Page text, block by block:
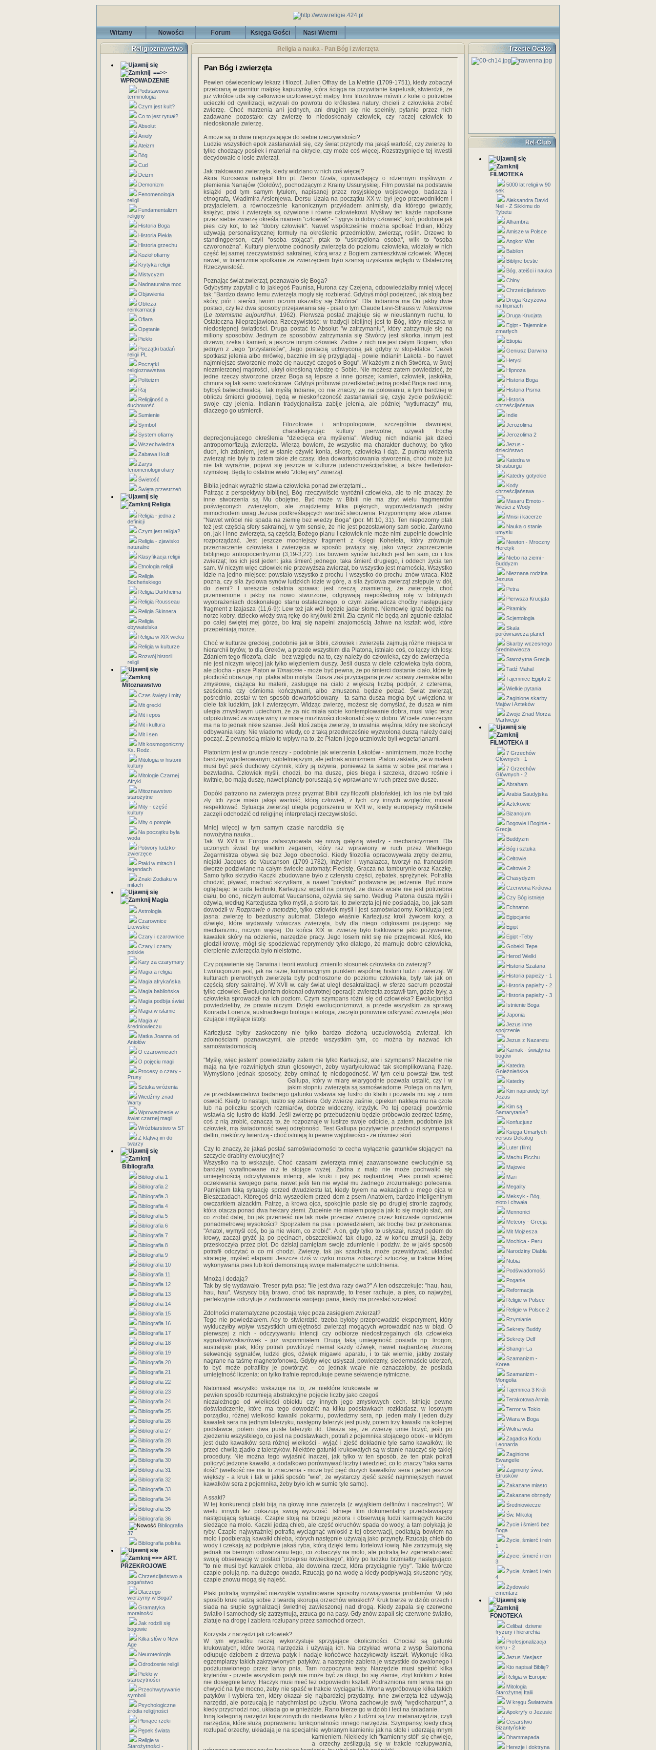
Witamy Nowości Forum Księga Gości Nasi Wierni
Religioznawstwo
==>>
WPROWADZENIE
Podstawowa
terminologia
Czym jest kult?
Co to jest rytuał?
Absolut
Anioły
Ateizm
Bóg
Cud
Deizm
Demonizm
Fenomenologia
religii
Fundamentalizm
religijny
Historia Boga
Historia Piekła
Historia grzechu
Kozioł ofiarny
Krytyka religii
Mistycyzm
Nadnaturalna moc
Objawienia
Oblicza
reinkarnacji
Ofiara
Opętanie
Piekło
Początki badań
religii PL
Początki
religioznawstwa
Politeizm
Raj
Religijność a
duchowość
Sumienie
Symbol
System ofiarny
Wszechwiedza
Zabawa i kult
Zarys
fenomenologii ofiary
Świetość
Święta przestrzeń
Religia
Religia - jedna z
definicji
Czym jest religia?
Religia - zjawisko
naturalne
Klasyfikacja religii
Etnologia religii
Religia
Bocheńskiego
Religia Durkheima
Religia Rousseau
Religia Skinnera
Religia
obywatelska
Religia w XIX wieku
Religia w kulturze
Rozwój historii
religii
Mitoznawstwo
Czas święty i mity
Mit grecki
Mit i epos
Mit i kultura
Mit i sen
Mit kosmogoniczny
Ks. Rodz.
Mitologia w historii
kultury
Mitologie Czarnej
Afryki
Mitoznawstwo
starożytne
Mity - część
kultury
Mity o potopie
Na początku była
woda
Potwory ludzko-
zwierzęce
Ptaki w mitach i
legendach
Znaki Zodiaku w
mitach
Magia
Astrologia
Czarownice
Litewskie
Czary i czarownice
Czary i czarty
polskie
Kary za czarymary
Magia a religia
Magia afrykańska
Magia babilońska
Magia podbija świat
Magia w islamie
Magia w
średniowieczu
Matka Joanna od
Aniołów
O czarownicach
O pojęciu magii
Procesy o czary -
Prusy
Sztuka wróżenia
Wiedźmy znad
Warty
Wprowadzenie w
świat czarnej magii
Wróżbiarstwo w ST
Z klątwą im do
twarzy
Bibliografia
Bibliografia 1
Bibliografia 2
Bibliografia 3
Bibliografia 4
Bibliografia 5
Bibliografia 6
Bibliografia 7
Bibliografia 8
Bibliografia 9
Bibliografia 10
Bibliografia 11
Bibliografia 12
Bibliografia 13
Bibliografia 14
Bibliografia 15
Bibliografia 16
Bibliografia 17
Bibliografia 18
Bibliografia 19
Bibliografia 20
Bibliografia 21
Bibliografia 22
Bibliografia 23
Bibliografia 24
Bibliografia 25
Bibliografia 26
Bibliografia 27
Bibliografia 28
Bibliografia 29
Bibliografia 30
Bibliografia 31
Bibliografia 32
Bibliografia 33
Bibliografia 34
Bibliografia 35
Bibliografia 36
Bibliografia
37
Bibliografia polska
=>> ART.
PRZEKROJOWE
Chrześcijaństwo a
pogaństwo
Dlaczego
wierzymy w Boga?
Gramatyka
moralności
Jak rodzili się
bogowie
Kilka słów o New
Age
Neuroteologia
Odrodzenie religii
Piekło w
starożytności
Przechwytywanie
symboli
Psychologiczne
źródła religijności
Płonące rzeki
Pępek świata
Religie w
Starożytności -
Religia a nauka - Pan Bóg i zwierzęta
Pan Bóg i zwierzęta
Pewien oświeceniowy lekarz i filozof, Julien Offray de La Mettrie (1709-1751), kiedy zobaczył
przebraną w garnitur małpkę kapucynkę, która ściąga na przywitanie kapelusik, stwierdził, że
już wkrótce uda się całkowicie uczłowieczyć małpy. Inni filozofowie mówili z kolei o potrzebie
ucieczki od cywilizacji, wzywali do powrotu do królestwa natury, chcieli z człowieka zrobić
zwierzę. Choć marzenia ani jednych, ani drugich się nie spełniły, pytanie przez nich
zadawane pozostało: czy zwierzę to niedoskonały człowiek, czy raczej człowiek to
niedoskonałe zwierzę.
A może są to dwie nieprzystające do siebie rzeczywistości?
Ludzie wszystkich epok zastanawiali się, czy świat przyrody ma jakąś wartość, czy zwierzę to
tylko chodzący posiłek i materiał na okrycie, czy może coś więcej. Rozstrzygnięcie tej kwestii
decydowało o losie zwierząt.
Jak traktowano zwierzęta, kiedy widziano w nich coś więcej?
Akira Kurosawa nakręcił film pt. Dersu Uzała, opowiadający o rdzennym myśliwym z
plemienia Nanajów (Goldów), pochodzącym z Krainy Ussuryjskiej. Film powstał na podstawie
książki pod tym samym tytułem, napisanej przez rosyjskiego wojskowego, badacza i
etnografa, Władimira Arsienjewa. Dersu Uzała na początku XX w. był jego przewodnikiem i
przyjacielem, a równocześnie kanonicznym przykładem animisty, dla którego gwiazdy,
księżyc, ptaki i zwierzęta są ożywione i równe człowiekowi. Myśliwy ten każde napotkane
przez siebie zwierzę określa mianem "człowiek" - "tygrys to dobry człowiek", koń, podobnie jak
pies czy kot, to też "dobry człowiek". Nawet współcześnie można spotkać Indian, którzy
używają personalistycznej formuły na określenie przedmiotów, zwierząt, roślin. Drzewo to
standingperson, czyli "osoba stojąca", ptak to "uskrzydlona osoba", wilk to "osoba
czworonożna". Kultury pierwotne podnosiły zwierzęta do poziomu człowieka, widziały w nich
część tej samej rzeczywistości sakralnej, którą wraz z Bogiem zamieszkiwał człowiek. Więcej
nawet, w totemizmie spotkanie ze zwierzęciem było szansą uzyskania wglądu w Ostateczną
Rzeczywistość.
Poznając świat zwierząt, poznawało się Boga?
Gdybyśmy zapytali o to jakiegoś Paunisa, Hurona czy Czejena, odpowiedziałby mniej więcej
tak: "Bardzo dawno temu zwierzęta mogły się rozbierać. Gdybyś mógł podejrzeć, jak stoją bez
skóry, piór i sierści, twoim oczom ukazałby się Stwórca". Dla Indianina ma On jakby dwie
postaci, czy też dwa sposoby przejawiania się - pisał o tym Claude Levi-Strauss w Totemizmie
(Le totemisme aujourd'hui, 1962). Pierwsza postać znajduje się w nieustannym ruchu, to
Ostateczna Nieprzejawiona Rzeczywistość; w tradycji biblijnej jest to Bóg, który mieszka w
niedostępnej światłości. Druga postać to Absolut "w zatrzymaniu", który zatrzymuje się na
miliony sposobów. Jednym ze sposobów zatrzymania się Stwórcy jest sikorka, innym jest
drzewo, rzeka i kamień, a jeszcze innym człowiek. Żadne z nich nie jest całym Bogiem, tylko
jednym z Jego "przystanków", Jego postacią uchwyconą jak gdyby w stop-klatce. "Jeżeli
spotkasz jelenia albo mrówkę, bacznie im się przyglądaj - powie Indianin Lakota - bo nawet
najmniejsze stworzenie może cię nauczyć czegoś o Bogu". W każdym z nich Stwórca, w Swej
niezmierzonej mądrości, ukrył określoną wiedzę o Sobie. Nie możesz zatem powiedzieć, że
jedne rzeczy stworzone przez Boga są lepsze a inne gorsze; kamień, człowiek, jaskółka,
chmura są tak samo wartościowe. Gdybyś próbował przedkładać jedną postać Boga nad inną,
byłbyś bałwochwalcą. Tak myślą Indianie, co nie znaczy, że na polowaniu, a tym bardziej w
obliczu śmierci głodowej, będą w nieskończoność zastanawiali się, czyje życie poświęcić:
swoje czy jelenia. Indianin tradycjonalista zabije jelenia, ale później "wytłumaczy" mu,
dlaczego go uśmiercił.
Filozofowie i antropologowie, szczególnie dawniejsi,
charakteryzując kultury pierwotne, używali trochę
deprecjonującego określenia "dziecięca era myślenia". Według nich Indianie jak dzieci
antropomorfizują zwierzęta. Wierzą bowiem, że wszystko ma charakter duchowy, bo tylko
duch, ich zdaniem, jest w stanie ożywić konia, sikorę, człowieka i dąb. Z punktu widzenia
zwierząt nie były to zatem takie złe czasy. Idea dowartościowania stworzenia, choć może już
nie tak wyraźnie, pojawi się jeszcze w kulturze judeochrześcijańskiej, a także helleńsko-
rzymskiej. Będą to ostatnie wieki "złotej ery" zwierząt.
Biblia jednak wyraźnie stawia człowieka ponad zwierzętami...
Patrząc z perspektywy biblijnej, Bóg rzeczywiście wyróżnił człowieka, ale to nie znaczy, że
inne stworzenia są Mu obojętne. Być może w Biblii nie ma zbyt wielu fragmentów
poświęconych zwierzętom, ale znajdziemy kilka pięknych, wypowiedzianych jakby
mimochodem uwag Jezusa podkreślających wartość stworzenia. Przypomnijmy takie zdanie:
"Nawet wróbel nie spada na ziemię bez wiedzy Boga" (por. Mt 10, 31). Ten niepozorny ptak
też jest częścią sfery sakralnej, w tym sensie, że nie jest pozostawiony sam sobie. Zarówno
on, jak i inne zwierzęta, są częścią Bożego planu i człowiek nie może nimi zupełnie dowolnie
rozporządzać. Jest jeszcze mocniejszy fragment z Księgi Koheleta, który zrównuje
przeznaczenie człowieka i zwierzęcia w sposób jawiący się, jako wręcz zaprzeczenie
biblijnego antropocentryzmu (3,19-3,22): Los bowiem synów ludzkich jest ten sam, co i los
zwierząt; los ich jest jeden: jaka śmierć jednego, taka śmierć drugiego, i oddech życia ten
sam. W niczym więc człowiek nie przewyższa zwierząt, bo wszystko jest marnością. Wszystko
idzie na jedno miejsce: powstało wszystko z prochu i wszystko do prochu znów wraca. Któż
pozna, czy siła życiowa synów ludzkich idzie w górę, a siła życiowa zwierząt zstępuje w dół,
do ziemi? I wreszcie ostatnia sprawa: jest rzeczą znamienną, że zwierzęta, choć
przemienione i jakby na nowo stworzone, odgrywają niepoślednią rolę w biblijnych
wyobrażeniach doskonałego stanu ostatecznego, o czym zaświadcza choćby następujący
fragment z Izajasza (11,6-9): Lew też jak wół będzie jadał słomę. Niemowlę igrać będzie na
norze kobry, dziecko włoży swą rękę do kryjówki żmii. Zła czynić nie będą ani zgubnie działać
po całej świętej mej górze, bo kraj się napełni znajomością Jahwe na kształt wód, które
przepełniają morze.
Choć w kulturze greckiej, podobnie jak w Biblii, człowiek i zwierzęta zajmują różne miejsca w
hierarchii bytów, to dla Greków, a przede wszystkim dla Platona, istniało coś, co łączy ich losy.
Zdaniem tego filozofa, ciało - bez względu na to, czy należy do człowieka, czy do zwierzęcia -
nie jest niczym więcej jak tylko więzieniem duszy. Jeśli dusza w ciele człowieka była dobra,
ale płocha - pisze Platon w Timajosie - może być pewna, że po śmierci dostanie ciało, które tę
płochość obrazuje, np. ptaka albo motyla. Dusza zaś przyciągana przez sprawy ziemskie albo
zmysłowe, ciążąca ku materii, zasługuje na ciało z większą liczbą podpór, z czterema,
sześcioma czy ośmioma kończynami, albo zmuszona będzie pełzać. Świat zwierząt,
pośrednio, został w ten sposób dowartościowany - ta sama dusza mogła być uwięziona w
ciele tak ludzkim, jak i zwierzęcym. Widząc zwierzę, możesz się domyślać, że dusza w nim
uległa zmysłowym uciechom, że za nic miała sobie kontemplowanie dobra, musi więc teraz
odpokutować za swoje winy i w miarę możliwości doskonalić się w dobru. W ciele zwierzęcym
ma na to jednak nikłe szanse. Jeśli ktoś zabija zwierzę, to uwalnia więźnia, który nie skończył
odbywania kary. Nie wiadomo wtedy, co z taką przedwcześnie wyzwoloną duszą należy dalej
począć. Z pewnością miało to wpływ na to, że Platon i jego uczniowie byli wegetarianami.
Platonizm jest w gruncie rzeczy - podobnie jak wierzenia Lakotów - animizmem, może trochę
bardziej wypolerowanym, subtelniejszym, ale jednak animizmem. Platon zakłada, że w materii
musi być jakiś duchowy czynnik, który ją ożywia, ponieważ ta sama w sobie jest martwa i
bezwładna. Człowiek myśli, chodzi, bo ma duszę, pies biega i szczeka, drzewo rośnie i
kwitnie, bo mają duszę, nawet planety poruszają się wprawiane w ruch przez swe dusze.
Dopóki patrzono na zwierzęta przez pryzmat Biblii czy filozofii platońskiej, ich los nie był taki
zły. Ich życie miało jakąś wartość, którą człowiek, z tych czy innych względów, musiał
respektować. Sytuacja zwierząt uległa pogorszeniu w XVII w., kiedy europejscy myśliciele
zaczęli odchodzić od religijnej interpretacji rzeczywistości.
Mniej więcej w tym samym czasie narodziła się
nowożytna nauka...
Tak. W XVII w. Europa zafascynowała się nową gałęzią wiedzy - mechanicyzmem. Dla
uczonych świat był wielkim zegarem, który raz wprawiony w ruch przez Wielkiego
Zegarmistrza obywa się bez Jego obecności. Kiedy filozofia opracowywała zręby deizmu,
niejaki Jacques de Vaucanson (1709-1782), inżynier i wynalazca, tworzył na francuskim
dworze podziwiane na całym świecie automaty: Flecistę, Gracza na tamburynie oraz Kaczkę.
Samo tylko skrzydło Kaczki zbudowane było z czterystu części, zębatek, sprężynek. Potrafiła
chodzić, pływać, machać skrzydłami, a nawet "połykać" podawane jej jedzenie. Być może
oglądając te cuda techniki, Kartezjusz wpadł na pomysł, że dusza wcale nie jest potrzebna
ciału, bo ono, niczym automat Vaucansona, ożywia się samo. Według Platona dusza myśli i
ożywia, według Kartezjusza tylko myśli, a skoro tak, to zwierzęta jej nie posiadają, bo, jak sam
dowodził w Rozprawie o metodzie, tylko człowiek myśli i jest samoświadomy. Konkluzja jest
jasna: zwierzę to bezduszny automat. Dlatego właśnie Kartezjusz kroił żywcem koty, a
dźwięki, które wydawały wówczas zwierzęta, były dla niego odgłosami psującego się
mechanizmu, niczym więcej. Do końca XIX w. zwierzę było traktowane jako pożywienie,
kawałek skóry na odzienie, narzędzie pracy. Jego losem nikt się nie przejmował. Ktoś, kto
głodził krowę, mógł się spodziewać reprymendy tylko dlatego, że marnuje dobro człowieka,
cierpienie zwierzęcia było nieistotne.
Czy pojawienie się Darwina i teorii ewolucji zmieniło stosunek człowieka do zwierząt?
Ewolucjonizm jest, jak na razie, kulminacyjnym punktem wspólnej historii ludzi i zwierząt. W
kulturach pierwotnych zwierzęta były podnoszone do poziomu człowieka, były tak jak on
częścią sfery sakralnej. W XVII w. cały świat uległ desakralizacji, w sferze sacrum pozostał
tylko człowiek. Ewolucjonizm dokonał odwrotnej operacji: zwierzęta zostawił tam, gdzie były, a
człowieka sprowadził na ich poziom. Czym szympans różni się od człowieka? Ewolucjoniści
powiedzieliby, że prawie niczym. Dzięki ewolucjonizmowi, a przede wszystkim za sprawą
Konrada Lorenza, austriackiego biologa i etologa, zaczęto ponownie odkrywać zwierzęta jako
czujące i myślące istoty.
Kartezjusz byłby zaskoczony nie tylko bardzo złożoną uczuciowością zwierząt, ich
zdolnościami poznawczymi, ale przede wszystkim tym, co można by nazwać ich
samoświadomością.
"Myślę, więc jestem" powiedziałby zatem nie tylko Kartezjusz, ale i szympans? Naczelne nie
mają na tyle rozwiniętych strun głosowych, żeby wyartykułować tak skomplikowaną frazę.
Wymyślono jednak sposoby, żeby ominąć tę niedogodność. W tym celu powstał tzw. test
Gallupa, który w miarę wiarygodnie pozwala ustalić, czy i w
jakim stopniu zwierzęta są samoświadome. Polega on na tym,
że przedstawicielowi badanego gatunku wstawia się lustro do klatki i pozwala mu się z nim
oswoić. Kiedy to nastąpi, lustro się zabiera. Gdy zwierzę zaśnie, opiekun nakleja mu na czole
lub na policzku sporych rozmiarów, dobrze widoczny, krzyżyk. Po tej operacji powtórnie
wstawia się lustro do klatki. Jeśli zwierzę po przebudzeniu będzie próbowało zedrzeć taśmę,
coś z nią zrobić, oznacza to, że rozpoznaje w lustrze swoje odbicie, a zatem, podobnie jak
człowiek, ma świadomość swej odrębności. Test Gallupa pozytywnie przechodzi szympans i
delfin, niektórzy twierdzą - choć istnieją tu pewne wątpliwości - że również słoń.
Czy to znaczy, że jakaś postać samoświadomości to cecha wyłącznie gatunków stojących na
szczycie drabiny ewolucyjnej?
Wszystko na to wskazuje. Choć czasami zwierzęta mniej zaawansowane ewolucyjnie są
bardziej wyrafinowane niż te stojące wyżej. Żadna z małp nie może pochwalić się
umiejętnością odczytywania intencji, ale kruki i psy jak najbardziej. Pies potrafi spełnić
oczekiwania swojego pana, nawet jeśli ten nie wydał mu żadnego zrozumiałego polecenia.
Pamiętam taką sytuację sprzed dwudziestu lat, kiedy byłem na wakacjach u mego ojca w
Bieszczadach. Któregoś dnia wyszedłem przed dom z psem Anatolem, bardzo inteligentnym
owczarkiem alzackim. Patrzę, a krowa ojca, spokojnie pasie się po drugiej stronie zagrody,
która otacza ponad dwa hektary ziemi. Zupełnie nie miałem pojęcia jak to się mogło stać, ani
co zrobić dalej, bo jak przenieść nie tak małe przecież zwierzę przez kolczaste ogrodzenie
ponadmetrowej wysokości? Spojrzałem na psa i powiedziałem, tak trochę bez przekonania:
"Anatol, wymyśl coś, bo ja nie wiem, co zrobić". A on, gdy tylko to usłyszał, ruszył pędem do
krowy, zaczął gryźć ją po pęcinach, obszczekiwać tak długo, aż w końcu zmusił ją, żeby
przeskoczyła przez płot. Do dzisiaj pamiętam swoje zdumienie i podziw, że w jakiś sposób
potrafił odczytać o co mi chodzi. Zwierzę, tak jak szachista, może przewidywać, układać
strategię, myśleć etapami. Jeszcze dziś w cyrku można zobaczyć sztuczkę, w trakcie której
wykonywania pies lub koń demonstrują swoje matematyczne uzdolnienia.
Mnożą i dodają?
Tak by się wydawało. Treser pyta psa: "Ile jest dwa razy dwa?" A ten odszczekuje: "hau, hau,
hau, hau". Wszyscy biją brawo, choć tak naprawdę, to treser rachuje, a pies, co najwyżej,
perfekcyjnie odczytuje z zachowania swojego pana, kiedy ma przestać szczekać.
Zdolności matematyczne pozostają więc poza zasięgiem zwierząt?
Tego nie powiedziałem. Aby to stwierdzić, trzeba byłoby przeprowadzić eksperyment, który
wykluczyłby wpływ wszystkich umiejętności zwierząt mogących wprowadzić nas w błąd. O
pierwszej z nich - odczytywaniu intencji czy odbiorze niedostrzegalnych dla człowieka
sygnałów/wskazówek - już wspomniałem. Drugą taką umiejętność posiada np. lirogon,
australijski ptak, który potrafi powtórzyć niemal każdy dźwięk, nawet najbardziej złożoną
sekwencję sygnałów, ludzki głos, dźwięk migawki aparatu, i to tak wiernie, jakby zostały
nagrane na taśmę magnetofonową. Gdyby więc usłyszał, powiedzmy, siedemnaście uderzeń,
to być może potrafiłby je powtórzyć - co jednak wcale nie oznaczałoby, że posiada
umiejętność liczenia: on tylko trafnie reprodukuje pewne sekwencje rytmiczne.
Natomiast wszystko wskazuje na to, że niektóre krukowate w
pewien sposób rozumieją abstrakcyjne pojęcie liczby jako czegoś
niezależnego od wielkości obiektu czy innych jego zmysłowych cech. Istnieje pewne
doświadczenie, które ma tego dowodzić: na kilku podstawkach rozkładasz, w losowym
porządku, różnej wielkości kawałki pokarmu, powiedzmy sera, np. jeden mały i jeden duży
kawałek sera na jednym talerzyku, następny talerzyk jest pusty, potem trzy kawałki na kolejnej
podstawce, potem dwa puste talerzyki itd. Uważa się, że zwierzę umie liczyć, jeśli po
zjedzeniu wszystkiego, co jest na podstawkach, potrafi z pojemnika stojącego obok - w którym
jest dużo kawałków sera różnej wielkości - wyjąć i zjeść dokładnie tyle samo kawałków, ile
przed chwilą zjadło z talerzyków. Niektóre gatunki krukowatych są w stanie nauczyć się takiej
procedury. Nie można tego wyjaśnić inaczej, jak tylko w ten sposób, że ten ptak potrafi
policzyć jedzone kawałki, a dodatkowo porównywać liczby i wiedzieć, co to znaczy "taka sama
ilość" (wielkość nie ma tu znaczenia - może być pięć dużych kawałków sera i jeden jeszcze
większy - a kruk i tak w jakiś sposób "wie", że wystarczy zjeść sześć najmniejszych nawet
kawałków sera z pojemnika, żeby było ich w sumie tyle samo).
A ssaki?
W tej konkurencji ptaki biją na głowę inne zwierzęta (z wyjątkiem delfinów i naczelnych). W
wielu innych też pokazują swoją wyższość. Istnieje film dokumentalny przedstawiający
następującą sytuację. Czaple stoją na brzegu jeziora i obserwują ludzi karmiących kaczki
siedzące na molo. Kaczki jedzą chleb, ale część okruchów spada do wody, a tam połykają je
ryby. Czaple najwyraźniej potrafią wyciągnąć wnioski z tej obserwacji, podlatują bowiem na
molo i podbierają kawałki chleba, których następnie używają jako przynęty. Rzucają chleb do
wody i czekają aż podpłynie jakaś ryba, którą dzięki temu fortelowi łowią. Nie zatrzymują się
jednak na biernym odtwarzaniu tego, co zobaczyły na molo, ale potrafią też zgeneralizować
swoją obserwację w postaci "przepisu łowieckiego", który po ludzku brzmiałby następująco:
"to nie musi być kawałek chleba, ale dowolna rzecz, która przyciągnie ryby". Takie twórcze
czaple polują np. na dużego owada. Rzucają go na wodę a kiedy podpływają skuszone ryby,
czaple znowu mogą się najeść.
Ptaki potrafią wymyślać niezwykle wyrafinowane sposoby rozwiązywania problemów. W jaki
sposób kruki radzą sobie z twardą skorupą orzechów włoskich? Kruk bierze w dziób orzech i
siada na słupie sygnalizacji świetlnej zawieszonej nad drogą. Kiedy zapala się czerwone
światło i samochody się zatrzymują, zrzuca go na pasy. Gdy znów zapali się czerwone światło,
zlatuje na drogę i zabiera rozłupany przez samochód orzech.
Korzysta z narzędzi jak człowiek?
W tym wypadku raczej wykorzystuje sprzyjające okoliczności. Chociaż są gatunki
krukowatych, które tworzą narzędzia i używają ich. Na przykład wrona z wysp Salomona
odłupuje dziobem z drzewa patyk i nadaje końcówce haczykowaty kształt. Wykonuje kilka
egzemplarzy takich zakrzywionych patyków, a następnie zabiera je wszystkie do zwalonego i
podziurawionego przez larwy pnia. Tam rozpoczyna testy. Narzędzie musi spełnić kilka
kryteriów - przede wszystkim patyk nie może być za długi, bo się złamie, zbyt krótkim z kolei
nie dosięgnie larwy. Haczyk musi mieć też odpowiedni kształt. Podrażniona nim larwa ma go
chwycić na tyle mocno, żeby nie spaść w trakcie wyciągania. Wrona wypróbowuje kilka takich
patyków i wybiera ten, który okazał się najbardziej przydatny. Inne zwierzęta też używają
narzędzi, ale porzucają je natychmiast po użyciu. Wrona zachowuje swój "wędkoharpun", a
kiedy przychodzi noc, układa go w gnieździe. Rano bierze go w dziób i leci na śniadanie.
Inną kategorią narzędzi kojarzonych do niedawna tylko z ludźmi są tzw. metanarzędzia, czyli
narzędzia, które służą poprawieniu funkcjonalności innego narzędzia. Szympansy, kiedy chcą
rozłupać orzechy, układają je na specjalnie wybranym kamieniu jak na stole i uderzają innym
kamieniem. Niekiedy ich "kamienny stół" się chwieje,
a orzechy ześlizgują się w trakcie rozłupywania,
Trzecie Oczko
Rel-Club
FILMOTEKA
5000 lat religii w 90
sek.
Aleksandra David
Nell - Z Sikkimu do
Tybetu
Alhambra
Amisze w Polsce
Angkor Wat
Babilon
Biblijne bestie
Bóg, ateiści i nauka
Chiny
Chrześcijaństwo
Droga Krzyżowa
na filipinach
Druga Krucjata
Egipt - Tajemnice
zmarłych
Etiopia
Geniusz Darwina
Hetyci
Hipnoza
Historia Boga
Historia Pisma
Historia
chrześcijaństwa
Indie
Jerozolima
Jerozolima 2
Jezus -
dzieciństwo
Katedra w
Strasburgu
Katedry gotyckie
Kody
chrześcijaństwa
Masaru Emoto -
Wieści z Wody
Mnisi i kacerze
Nauka o stanie
umyslu
Newton - Mroczny
Heretyk
Niebo na ziemi -
Buddyzm
Nieznana rodzina
Jezusa
Petra
Pierwsza Krucjata
Piramidy
Scjentologia
Skala
porównawcza planet
Skarby wczesnego
Średniowiecza
Starożytna Grecja
Tadź Mahal
Tajemnice Egiptu 2
Wielkie pytania
Zaginione skarby
Majów i Azteków
Zwoje Znad Morza
Martwego
FILMOTEKA II
7 Grzechów
Głównych - 1
7 Grzechów
Głównych - 2
Abraham
Arabia Saudyjska
Aztekowie
Bizancjum
Bogowie i Boginie -
Grecja
Buddyzm
Bóg i sztuka
Celtowie
Celtowie 2
Chasydyzm
Czerwona Królowa
Czy Bóg istnieje
Echnaton
Egipcjanie
Egipt
Egipt -Teby
Gobekli Tepe
Herod Wielki
Historia Szatana
Historia papieży - 1
Historia papieży - 2
Historia papieży - 3
Istnienie Boga
Japonia
Jezus inne
spojrzenie
Jezus z Nazaretu
Karnak - świątynia
bogów
Katedra
Gnieźnieńska
Katedry
Kim naprawdę był
Jezus
Kim są
Samarytanie?
Konfucjusz
Księga Umarłych
versus Dekalog
Luter (film)
Machu Picchu
Majowie
Mari
Megality
Meksyk - Bóg,
złoto i chwała
Mennonici
Meteory - Grecja
Mit Mojżesza
Mochica - Peru
Narodziny Diabła
Nubia
Podświadomość
Poganie
Reformacja
Religie w Polsce
Religie w Polsce 2
Rzymianie
Sekrety Buddy
Sekrety Delf
Shangri-La
Szamanizm -
Korea
Szamanizm -
Mongolia
Tajemnica 3 Króli
Terakotowa Armia
Terror w Tokio
Wiara w Boga
Wolna wola
Zagadka Kodu
Leonarda
Zaginione
Ewangelie
Zaginiony świat
Etrusków
Zakazane miasto
Zakazane obrzędy
Średniowiecze
Św. Mikołaj
Życie i śmierć bez
Boga
Życie, śmierć i rein
1
Życie, śmierć i rein
3
Życie, śmierć i rein
4
Żydowski
cmentarz
FONOTEKA
Celibat, dziwne
fryzury i hierarchia
Profesjonalizacja
kleru - 2
Jezus Mesjasz
Kto napisał Biblię?
Religia w Europie
Mitologia
Starożytnej Italii
W kręgu Światowita
Apokryfy o Jezusie
Cesarstwo
Bizantyńskie
Dhammapada
Herezje i doktryna